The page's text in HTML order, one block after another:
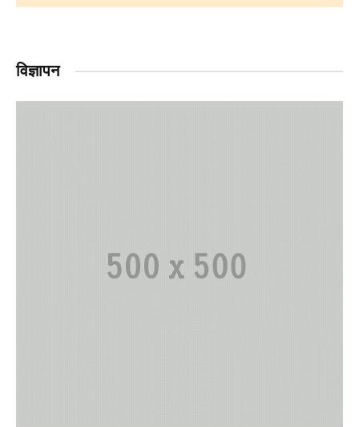
विज्ञापन